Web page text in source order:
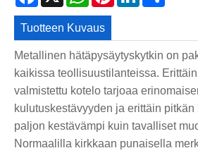
Tuotteen Kuvaus
Metallinen hätäpysäytyskytkin on
kaikissa teollisuustilanteissa.
valmistettu kotelo tarjoaa
kulutuskestävyyden ja erittäin pitkän
paljon kestävämpi kuin tavalliset
Normaalilla kirkkaan punaisella